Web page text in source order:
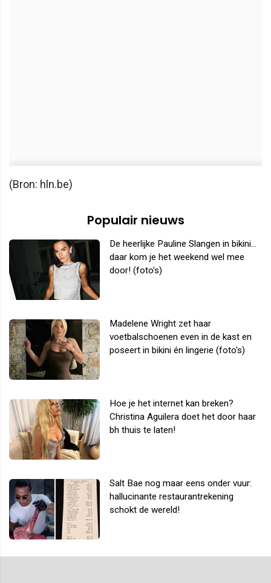
(Bron: hln.be)
Populair nieuws
De heerlijke Pauline Slangen in bikini...
daar kom je het weekend wel mee
door! (foto's)
Madelene Wright zet haar
voetbalschoenen even in de kast en
poseert in bikini én lingerie (foto's)
Hoe je het internet kan breken?
Christina Aguilera doet het door haar
bh thuis te laten!
Salt Bae nog maar eens onder vuur:
hallucinante restaurantrekening
schokt de wereld!